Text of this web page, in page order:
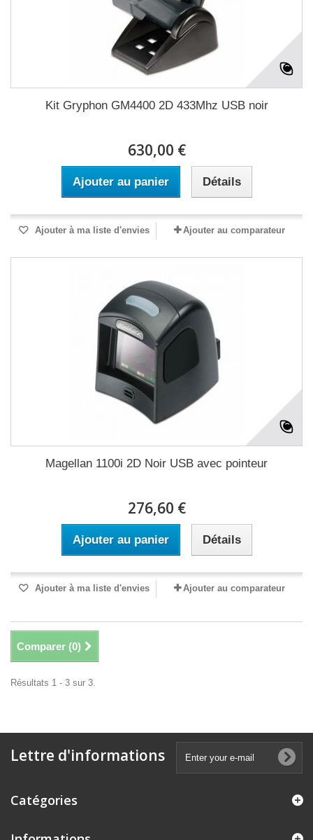
Kit Gryphon GM4400 2D 433Mhz USB noir
630,00 €
Ajouter au panier Détails
Ajouter à ma liste d'envies Ajouter au comparateur
Magellan 1100i 2D Noir USB avec pointeur
276,60 €
Ajouter au panier Détails
Ajouter à ma liste d'envies Ajouter au comparateur
Comparer (0)
Résultats 1 - 3 sur 3.
Lettre d'informations
Catégories